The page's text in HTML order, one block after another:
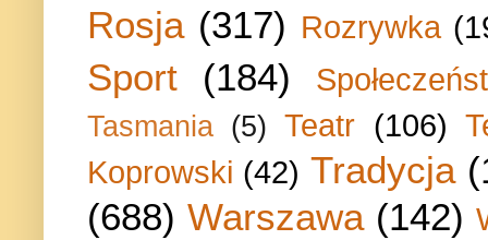
Rosja (317) Rozrywka
Sport (184)
Tasmania (5) Teatr (106)
Koprowski (42) Tradycja
(688) Warszawa (142)